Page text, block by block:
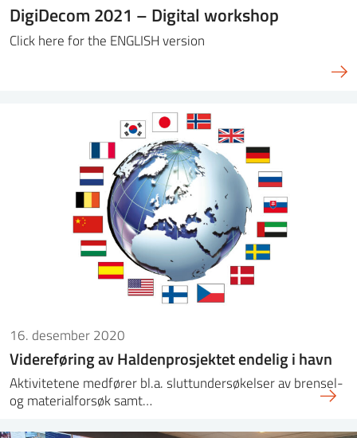
DigiDecom 2021 – Digital workshop
Click here for the ENGLISH version
16. desember 2020
Videreføring av Haldenprosjektet endelig i havn
Aktivitetene medfører bl.a. sluttundersøkelser av brensel-
og materialforsøk samt…